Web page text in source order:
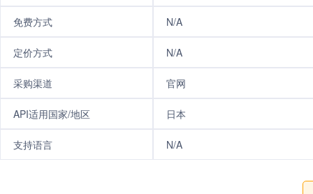
免费方式 N/A
定价方式 N/A
采购渠道 官网
API适用国家/地区 日本
支持语言 N/A